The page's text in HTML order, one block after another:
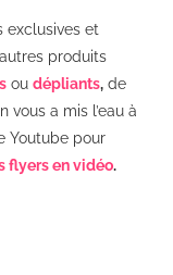
exclusives et
produits
ou dépliants, de
vous a mis l’eau à
Youtube pour
flyers en vidéo.